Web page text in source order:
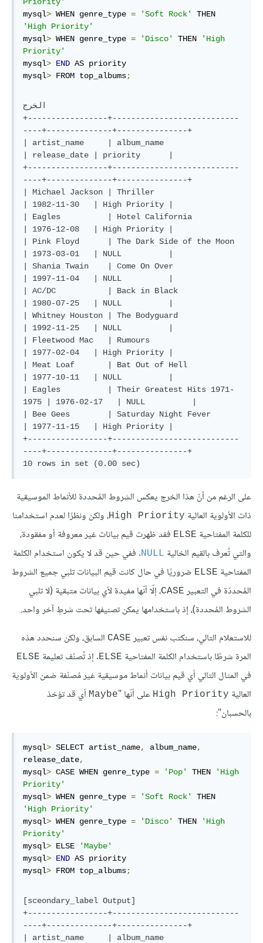
mysql> WHEN genre_type = 'Soft Rock'
'High Priority'
mysql> WHEN genre_type = 'Disco' THEN
'High
Priority'
mysql> END AS priority
mysql> FROM top_albums;
الخرج
+-----------------+---------------------------
----+--------------+---------------+
| artist_name     | album_name
| release_date | priority      |
+-----------------+---------------------------
----+--------------+---------------+
| Michael Jackson | Thriller
| 1982-11-30   | High Priority |
| Eagles          | Hotel California
| 1976-12-08   | High Priority |
| Pink Floyd      | The Dark Side of the Moon
| 1973-03-01   | NULL          |
| Shania Twain    | Come On Over
| 1997-11-04   | NULL          |
| AC/DC           | Back in Black
| 1980-07-25   | NULL          |
| Whitney Houston | The Bodyguard
| 1992-11-25   | NULL          |
| Fleetwood Mac   | Rumours
| 1977-02-04   | High Priority |
| Meat Loaf       | Bat Out of Hell
| 1977-10-11   | NULL          |
| Eagles          | Their Greatest Hits 1971-
1975 | 1976-02-17   | NULL          |
| Bee Gees        | Saturday Night Fever
| 1977-11-15   | High Priority |
+-----------------+---------------------------
----+--------------+---------------+
على الرغم من أنّ هذا الخرج يعكس الشروط المُحددة للأنماط الموسيقية
ذات الأولوية العالية High Priority، ولكن ونظرًا لعدم استخدامنا
للكلمة المفتاحية ELSE فقد ظهرت قيم بيانات غير معروفة أو مفقودة،
والتي تُعرف بالقيم الخالية NULL. ففي حين قد لا يكون استخدام الكلمة
المفتاحية ELSE ضروريًا في حال كانت قيم البيانات تلبي جميع الشروط
المُحددّة في التعبير CASE، إلّا أنّها مفيدة لأي بيانات متبقية (لا تلبي
الشروط المُحددة)، إذ باستخدامها يمكن تصنيفها تحت شرطٍ آخر واحد.
للاستعلام التالي، سنكتب نفس تعبير CASE السابق، ولكن سنحدد هذه
المرة شرطًا باستخدام الكلمة المفتاحية ELSE. إذ تُصنّف تعليمة ELSE
في المثال التالي أي قيم بيانات أنماط موسيقية غير مُصنّفة ضمن الأولوية
العالية High Priority على أنّها "Maybe أي قد تؤخذ
بالحسبان":
mysql> SELECT artist_name, album_name,
release_date,
mysql> CASE WHEN genre_type = 'Pop' THEN
'High
Priority'
mysql> WHEN genre_type = 'Soft Rock'
'High Priority'
mysql> WHEN genre_type = 'Disco' THEN
'High
Priority'
mysql> ELSE
'Maybe'
mysql> END AS priority
mysql> FROM top_albums;
[sceondary_label Output]
+-----------------+---------------------------
----+--------------+---------------+
| artist_name     | album_name